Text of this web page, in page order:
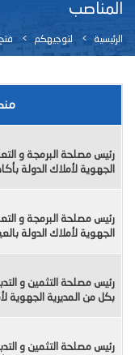
المناصب
الرئيسية لتوجيهكم
رئيس مصلحة البرمجة و
الجهوية لأملاك الدولة
رئيس مصلحة البرمجة و
الجهوية لأملاك الدولة
رئيس مصلحة التثمين و
بكل من المديرية الجهوية
رئيس مصلحة التثمين و